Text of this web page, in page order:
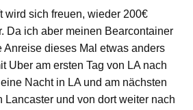
wird sich freuen, wieder 200€
Da ich aber meinen Bearcontainer
Anreise dieses Mal etwas anders
Uber am ersten Tag von LA nach
Nacht in LA und am nächsten
Lancaster und von dort weiter nach